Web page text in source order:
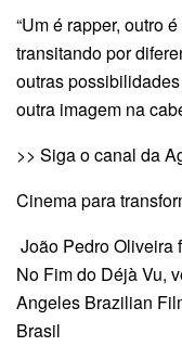
“Um é rapper, outro
transitando por
outras
outra imagem na
>> Siga o canal da
Cinema para
João Pedro Oliveira
No Fim do Déjà Vu,
Angeles Brazilian
Brasil